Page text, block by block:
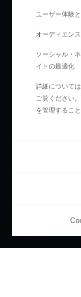
ユーザー体験
オーディエン
ソーシャル・
イトの最適化
詳細については
ご覧ください
を管理するこ